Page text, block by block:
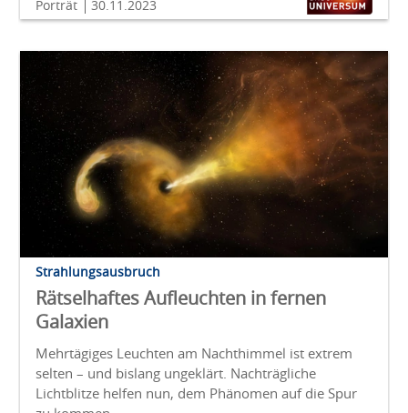
Porträt 30.11.2023
Strahlungsausbruch
Rätselhaftes Aufleuchten in fernen
Galaxien
Mehrtägiges Leuchten am Nachthimmel ist extrem
selten – und bislang ungeklärt. Nachträgliche
Lichtblitze helfen nun, dem Phänomen auf die Spur